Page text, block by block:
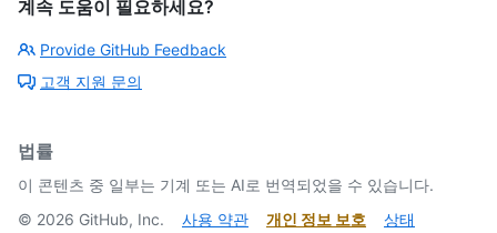
계속 도움이 필요하세요?
Provide GitHub Feedback
고객 지원 문의
법률
이 콘텐츠 중 일부는 기계 또는 AI로 번역되었을 수 있습니다.
© 2026 GitHub, Inc. 사용 약관 개인 정보 보호
상태